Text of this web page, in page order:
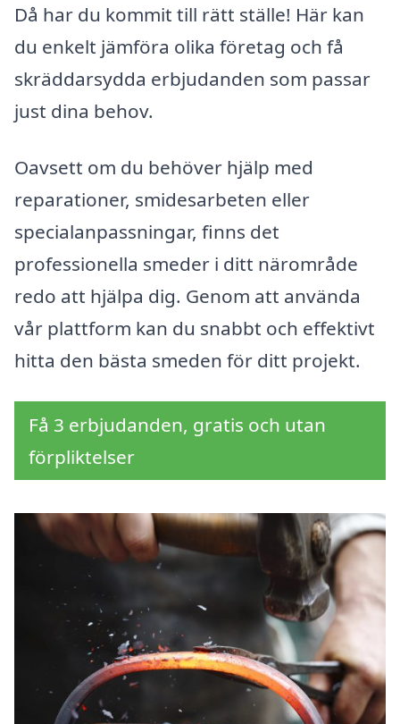
Då har du kommit till rätt ställe! Här kan
du enkelt jämföra olika företag och få
skräddarsydda erbjudanden som passar
just dina behov.
Oavsett om du behöver hjälp med
reparationer, smidesarbeten eller
specialanpassningar, finns det
professionella smeder i ditt närområde
redo att hjälpa dig. Genom att använda
vår plattform kan du snabbt och effektivt
hitta den bästa smeden för ditt projekt.
Få 3 erbjudanden, gratis och utan
förpliktelser